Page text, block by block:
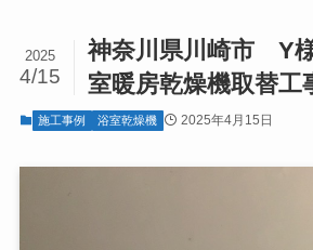
神奈川県川崎市 Y
室暖房乾燥機取替工
2025
4/15
施工事例 浴室乾燥機 2025年4月15日